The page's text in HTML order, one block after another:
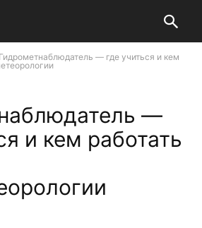
Гидрометнаблюдатель — где учиться и кем
—
и кем работать